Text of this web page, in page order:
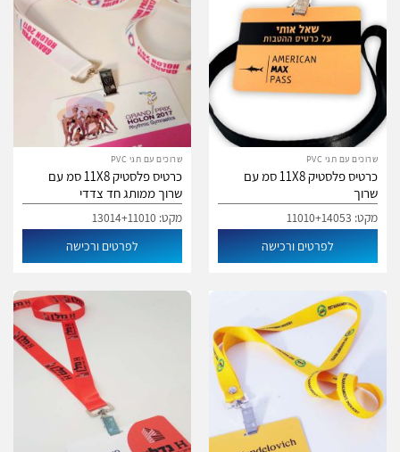
שרוכים עם תגי PVC
כרטיס פלסטיק 11X8 סמ עם
שרוך
מקט: 11010+14053
לפרטים ורכישה
שרוכים עם תגי PVC
כרטיס פלסטיק 11X8 סמ עם
שרוך ממותג חד צדדי
מקט: 13014+11010
לפרטים ורכישה